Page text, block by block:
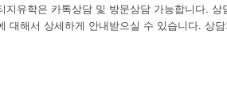
지유학은 카톡상담 및 방문상담 가능합니다.
대해서 상세하게 안내받으실 수 있습니다. 상